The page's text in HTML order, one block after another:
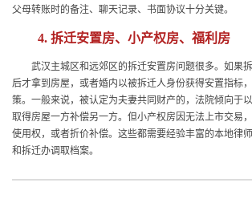
父母转账时的备注、聊天记录、书面协议十分关键。
4. 拆迁安置房、小产权房、福利房
武汉主城区和远郊区的拆迁安置房问题很多。如果
后才拿到房屋，或者婚内以被拆迁人身份获得安置指标
策。一般来说，被认定为夫妻共同财产的，法院倾向于
取得房屋一方补偿另一方。但小产权房因无法上市交易
使用权，或者折价补偿。这些都需要经验丰富的本地律
和拆迁办调取档案。